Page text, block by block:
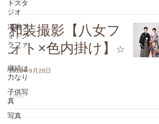
トスタ
ジオ
凄腕フ
ォトグ
ラファ
ー
継続は
力なり
子供写
真
写真
和装撮影【八女フ
ォト×色内掛け】☆
2019年9月28日